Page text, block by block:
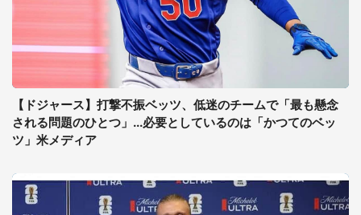
【ドジャース】打撃不振ベッツ、低迷のチームで「最も懸念
される問題のひとつ」...必要としているのは「かつてのベッ
ツ」米メディア